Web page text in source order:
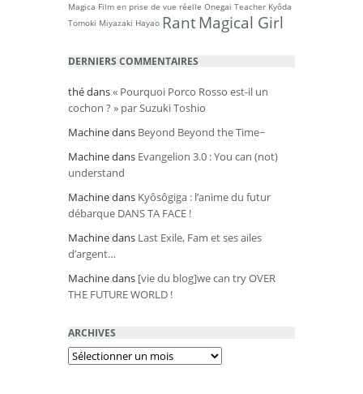
Magica Film en prise de vue réelle Onegai Teacher Kyôda
Tomoki Miyazaki Hayao RantMagical Girl
DERNIERS COMMENTAIRES
thédans« Pourquoi Porco Rosso est-il un
cochon ? » par Suzuki Toshio
Machinedans Beyond Beyond the Time~
Machinedans Evangelion 3.0 : You can (not)
understand
Machinedans Kyôsôgiga : l’anime du futur
débarque DANS TA FACE !
Machinedans Last Exile, Fam et ses ailes
d’argent…
Machinedans [vie du blog]we can try OVER
THE FUTURE WORLD !
ARCHIVES
Archives